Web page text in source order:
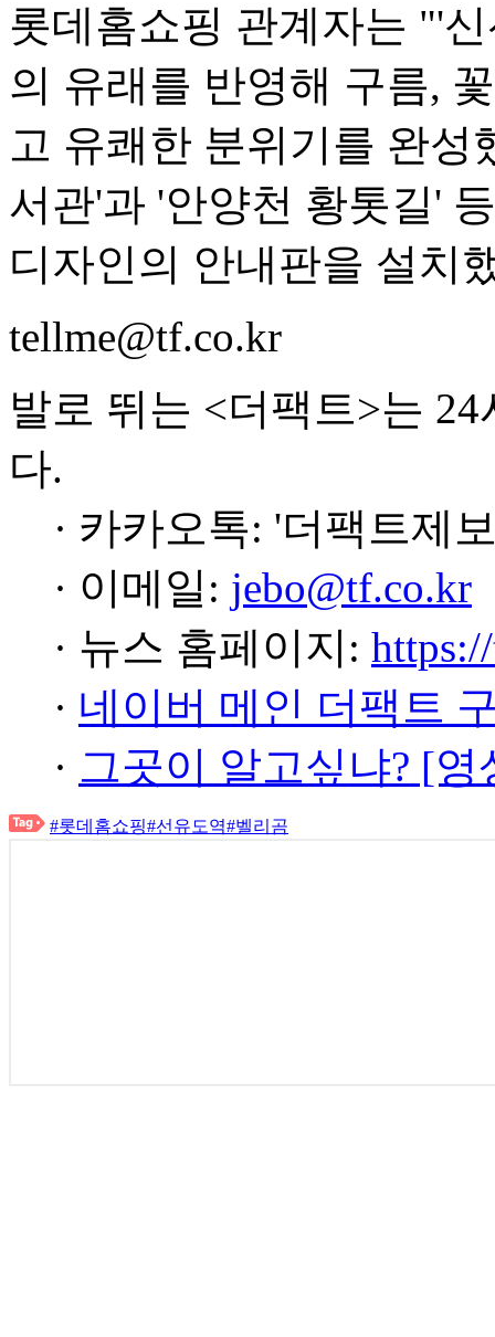
롯데홈쇼핑 관계자는 "'
의 유래를 반영해 구름,
고 유쾌한 분위기를 완
서관'과 '안양천 황톳길'
디자인의 안내판을 설치
tellme@tf.co.kr
발로 뛰는 <더팩트>는
다.
· 카카오톡: '더팩트제
· 이메일: jebo@tf.co.kr
· 뉴스 홈페이지:
· 네이버 메인 더팩트
· 그곳이 알고싶냐? [
#롯데홈쇼핑#선유도역#벨리곰